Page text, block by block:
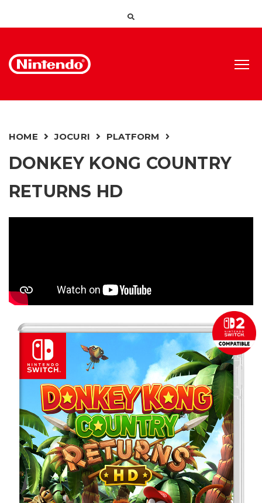
HOME JOCURI PLATFORM
DONKEY KONG COUNTRY
RETURNS HD